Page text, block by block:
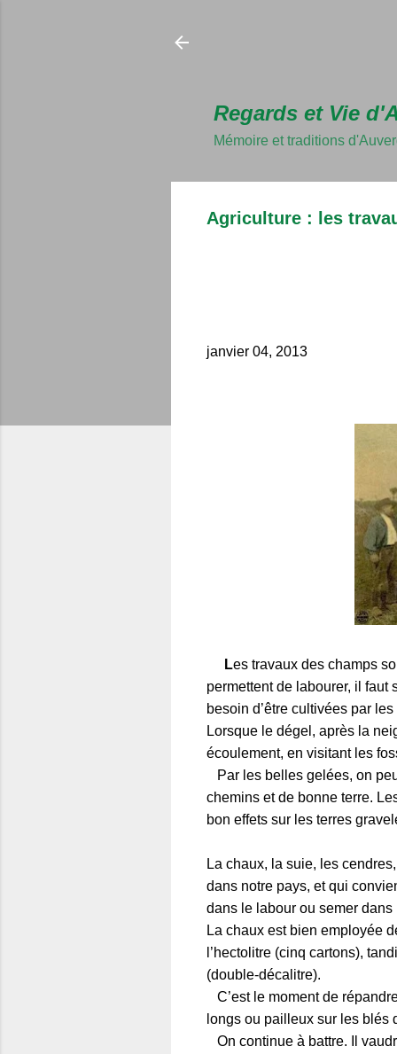
Regards et Vie
Mémoire et traditions
Agriculture : les
janvier 04, 2013
Les travaux des champs
permettent de labourer, il faut
besoin d’être cultivées par
Lorsque le dégel, après la
écoulement, en visitant les
Par les belles gelées, on
chemins et de bonne terre.
bon effets sur les terres
La chaux, la suie, les
dans notre pays, et qui
dans le labour ou semer
La chaux est bien employée
l’hectolitre (cinq cartons),
(double-décalitre).
C’est le moment de
longs ou pailleux sur les blés
On continue à battre. Il